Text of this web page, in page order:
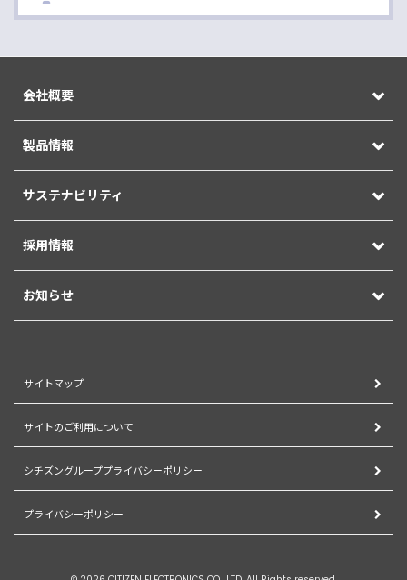
会社概要
製品情報
サステナビリティ
採用情報
お知らせ
サイトマップ
サイトのご利用について
シチズングループプライバシーポリシー
プライバシーポリシー